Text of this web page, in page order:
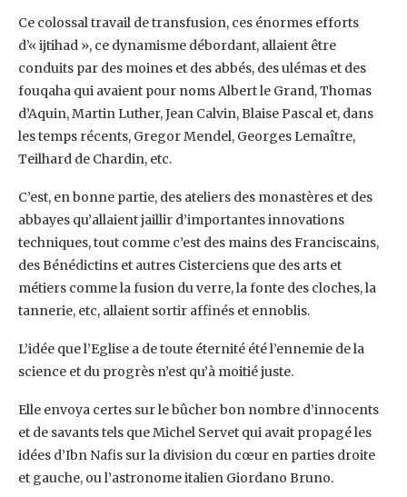
Ce colossal travail de transfusion, ces énormes efforts
d’« ijtihad », ce dynamisme débordant, allaient être
conduits par des moines et des abbés, des ulémas et des
fouqaha qui avaient pour noms Albert le Grand, Thomas
d’Aquin, Martin Luther, Jean Calvin, Blaise Pascal et, dans
les temps récents, Gregor Mendel, Georges Lemaître,
Teilhard de Chardin, etc.
C’est, en bonne partie, des ateliers des monastères et des
abbayes qu’allaient jaillir d’importantes innovations
techniques, tout comme c’est des mains des Franciscains,
des Bénédictins et autres Cisterciens que des arts et
métiers comme la fusion du verre, la fonte des cloches, la
tannerie, etc, allaient sortir affinés et ennoblis.
L’idée que l’Eglise a de toute éternité été l’ennemie de la
science et du progrès n’est qu’à moitié juste.
Elle envoya certes sur le bûcher bon nombre d’innocents
et de savants tels que Michel Servet qui avait propagé les
idées d’Ibn Nafis sur la division du cœur en parties droite
et gauche, ou l’astronome italien Giordano Bruno.